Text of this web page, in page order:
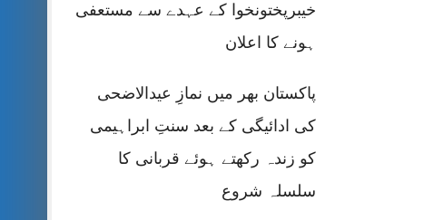
خیبرپختونخوا کے عہدے سے مستعفی
ہونے کا اعلان
پاکستان بھر میں نمازِ عیدالاضحی
کی ادائیگی کے بعد سنتِ ابراہیمی
کو زندہ رکھتے ہوئے قربانی کا
سلسلہ شروع